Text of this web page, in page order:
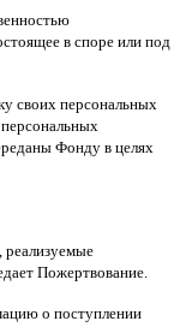
в споре или под
своих персональных
Фонду в целях
реализуемые
Пожертвование
о поступлении